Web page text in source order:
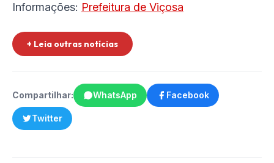
Informações: Prefeitura de Viçosa
+ Leia outras notícias
Compartilhar: WhatsApp Facebook
Twitter